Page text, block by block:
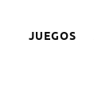
JUEGOS